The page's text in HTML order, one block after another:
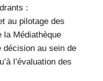
:
au pilotage des
la Médiathèque
décision au sein de
l’évaluation des